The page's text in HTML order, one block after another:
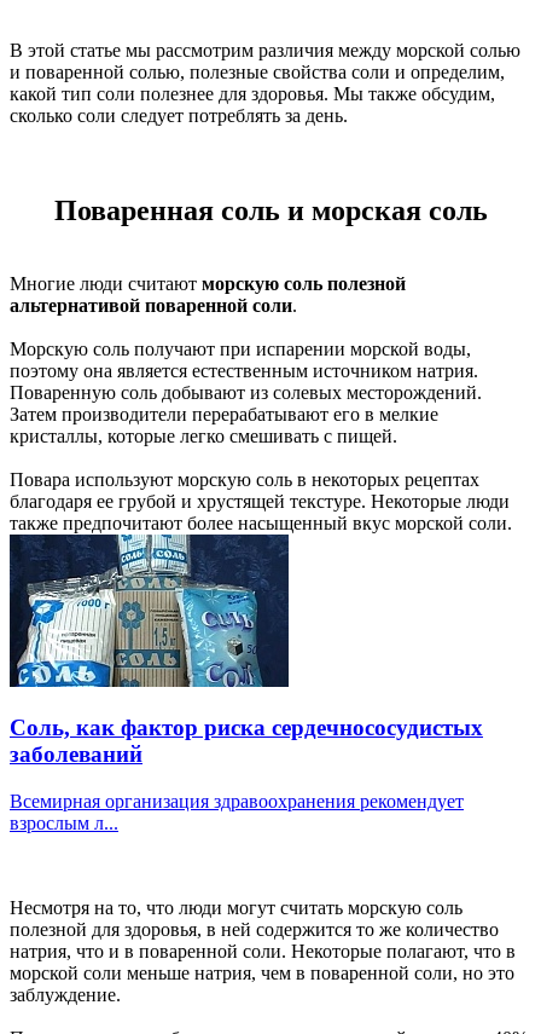
В этой статье мы рассмотрим различия между морской солью
и поваренной солью, полезные свойства соли и определим,
какой тип соли полезнее для здоровья. Мы также обсудим,
сколько соли следует потреблять за день.
Поваренная соль и морская соль
Многие люди считают морскую соль полезной
альтернативой поваренной соли.
Морскую соль получают при испарении морской воды,
поэтому она является естественным источником натрия.
Поваренную соль добывают из солевых месторождений.
Затем производители перерабатывают его в мелкие
кристаллы, которые легко смешивать с пищей.
Повара используют морскую соль в некоторых рецептах
благодаря ее грубой и хрустящей текстуре. Некоторые люди
также предпочитают более насыщенный вкус морской соли.
Соль, как фактор риска сердечнососудистых
заболеваний
Всемирная организация здравоохранения рекомендует
взрослым л...
Несмотря на то, что люди могут считать морскую соль
полезной для здоровья, в ней содержится то же количество
натрия, что и в поваренной соли. Некоторые полагают, что в
морской соли меньше натрия, чем в поваренной соли, но это
заблуждение.